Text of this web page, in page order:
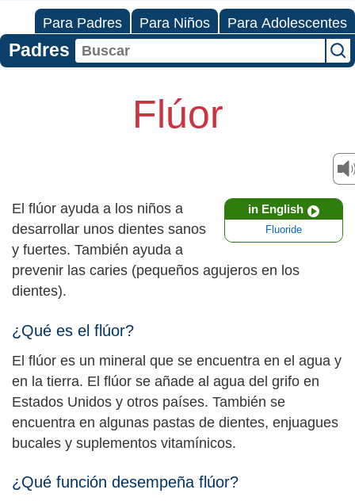
Para Padres Para Niños Para Adolescentes
Padres
Flúor
in English
Fluoride
El flúor ayuda a los niños a
desarrollar unos dientes sanos
y fuertes. También ayuda a
prevenir las caries (pequeños agujeros en los
dientes).
¿Qué es el flúor?
El flúor es un mineral que se encuentra en el agua y
en la tierra. El flúor se añade al agua del grifo en
Estados Unidos y otros países. También se
encuentra en algunas pastas de dientes, enjuagues
bucales y suplementos vitamínicos.
¿Qué función desempeña flúor?